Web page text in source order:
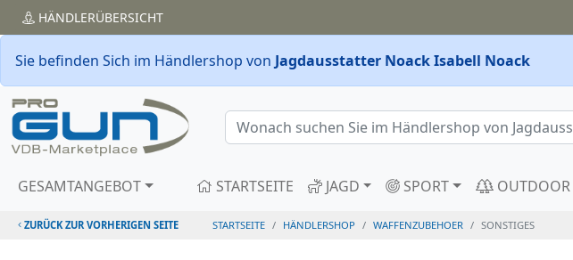
HÄNDLERÜBERSICHT
Sie befinden Sich im Händlershop von Jagdausstatter Noack Isabell Noack
GESAMTANGEBOT STARTSEITE JAGD SPORT OUTDOOR
ZURÜCK ZUR VORHERIGEN SEITE STARTSEITE HÄNDLERSHOP WAFFENZUBEHOER SONSTIGES